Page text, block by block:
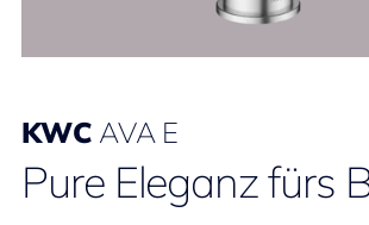
KWC AVA E
Pure Eleganz fürs